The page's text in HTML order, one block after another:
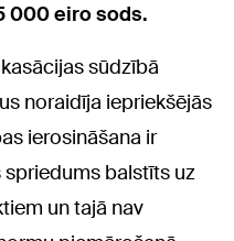
000 eiro sods.
sūdzībā
noraidīja iepriekšējās
ierosināšana ir
balstīts uz
un tajā nav